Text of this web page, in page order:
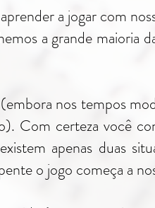
a jogar com
a grande maioria
nos tempos
Com certeza você
apenas duas
o jogo começa a